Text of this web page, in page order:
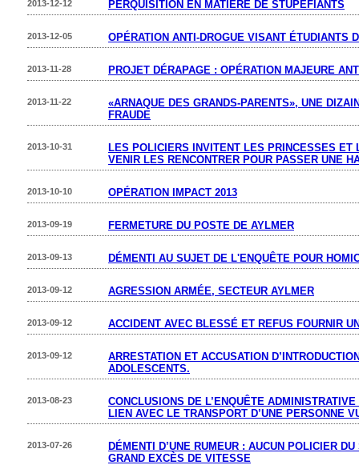
PERQUISITION EN MATIÈRE DE STUPÉFIANTS
2013-12-12
OPÉRATION ANTI-DROGUE VISANT ÉTUDIANTS
2013-12-05
PROJET DÉRAPAGE : OPÉRATION MAJEURE
2013-11-28
«ARNAQUE DES GRANDS-PARENTS», UNE
FRAUDE
2013-11-22
LES POLICIERS INVITENT LES PRINCESSES ET
VENIR LES RENCONTRER POUR PASSER UNE
2013-10-31
OPÉRATION IMPACT 2013
2013-10-10
FERMETURE DU POSTE DE AYLMER
2013-09-19
DÉMENTI AU SUJET DE L'ENQUÊTE POUR
2013-09-13
AGRESSION ARMÉE, SECTEUR AYLMER
2013-09-12
ACCIDENT AVEC BLESSÉ ET REFUS FOURNIR
2013-09-12
ARRESTATION ET ACCUSATION
ADOLESCENTS.
2013-09-12
CONCLUSIONS DE L’ENQUÊTE
LIEN AVEC LE TRANSPORT D’UNE PERSONNE
2013-08-23
DÉMENTI D’UNE RUMEUR : AUCUN POLICIER
GRAND EXCÈS DE VITESSE
2013-07-26